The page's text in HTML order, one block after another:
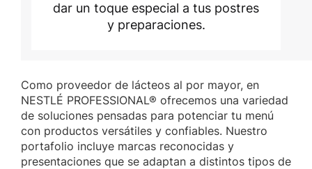
dar un toque especial a tus postres
y preparaciones.
Como proveedor de lácteos al por mayor, en
NESTLÉ PROFESSIONAL® ofrecemos una variedad
de soluciones pensadas para potenciar tu menú
con productos versátiles y confiables. Nuestro
portafolio incluye marcas reconocidas y
presentaciones que se adaptan a distintos tipos de